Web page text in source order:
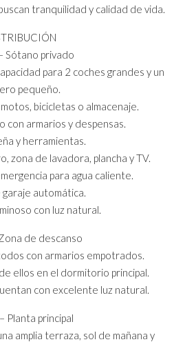
tranquilidad y calidad de vida.
Sótano privado
para 2 coches grandes y un
pequeño.
bicicletas o almacenaje.
con armarios y despensas.
y herramientas.
zona de lavadora, plancha y TV.
para agua caliente.
automática.
con luz natural.
de descanso
con armarios empotrados.
ellos en el dormitorio principal.
con excelente luz natural.
Planta principal
amplia terraza, sol de mañana y